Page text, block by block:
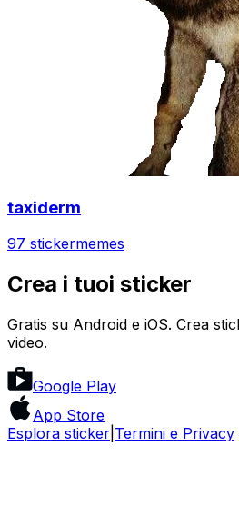
taxiderm
97 stickermemes
Crea i tuoi sticker
Gratis su Android e iOS. Crea
video.
Google Play
App Store
Esplora sticker Termini e Privacy